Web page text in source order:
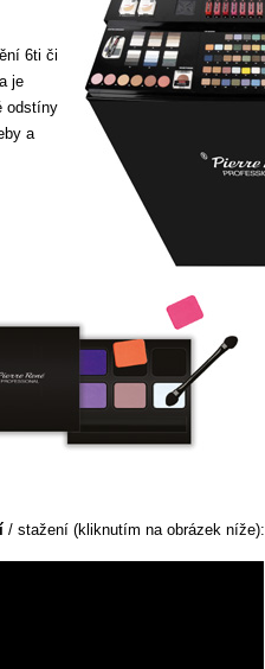
6ti či
je
odstíny
a
/ stažení (kliknutím na obrázek níže):